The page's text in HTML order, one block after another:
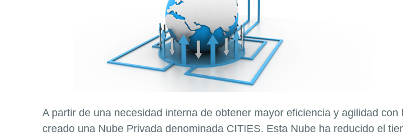
A partir de una necesidad interna de obtener mayor eficiencia y agilidad
creado una Nube Privada denominada CITIES. Esta Nube ha reducido el